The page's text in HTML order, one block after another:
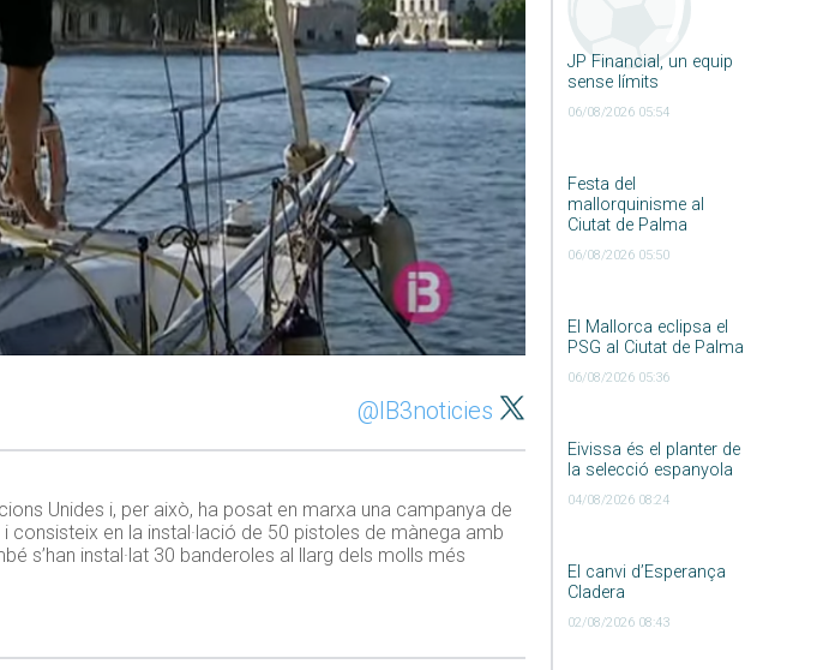
JP Financial, un equip
sense límits
06/08/2026 05:54
Festa del
mallorquinisme al
Ciutat de Palma
06/08/2026 05:50
El Mallorca eclipsa el
PSG al Ciutat de Palma
06/08/2026 05:36
Eivissa és el planter de
la selecció espanyola
04/08/2026 08:24
El canvi d’Esperança
Cladera
02/08/2026 08:43
@IB3noticies
Unides i, per això, ha posat en marxa una campanya de
en la instal·lació de 50 pistoles de mànega amb
s’han instal·lat 30 banderoles al llarg dels molls més